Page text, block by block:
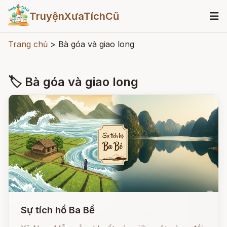
TruyệnXưaTíchCũ
Trang chủ > Bà góa và giao long
🏷 Bà góa và giao long
Sự tích hồ Ba Bể